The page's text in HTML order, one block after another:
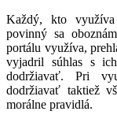
Každý, kto
povinný sa
portálu využíva,
vyjadril súhlas s
dodržiavať. Pri
dodržiavať taktiež
morálne pravidlá.